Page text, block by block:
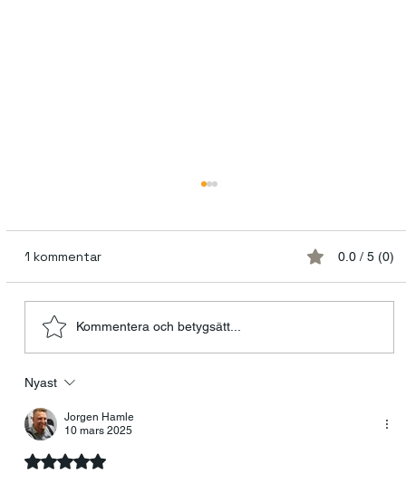
ledarskap som avgör om ditt team
håller ihop!
1 kommentar 0.0 / 5 (0)
Kommentera och betygsätt...
Nyast
Jorgen Hamle
10 mars 2025
Betygsatt till 5 av 5 stjärnor.